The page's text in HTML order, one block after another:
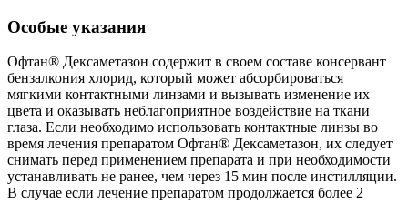
Особые указания
Офтан® Дексаметазон содержит в своем составе консервант
бензалкония хлорид, который может абсорбироваться
мягкими контактными линзами и вызывать изменение их
цвета и оказывать неблагоприятное воздействие на ткани
глаза. Если необходимо использовать контактные линзы во
время лечения препаратом Офтан® Дексаметазон, их следует
снимать перед применением препарата и при необходимости
устанавливать не ранее, чем через 15 мин после инстилляции.
В случае если лечение препаратом продолжается более 2